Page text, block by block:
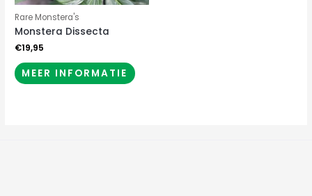
Rare Monstera's
Monstera Dissecta
€19,95
MEER INFORMATIE